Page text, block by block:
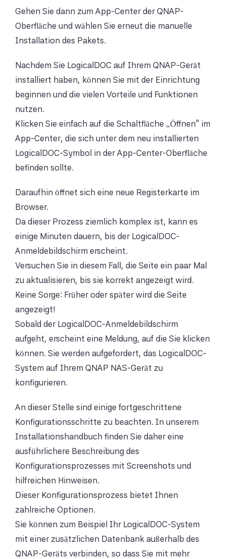
Gehen Sie dann zum App-Center der QNAP-
Oberfläche und wählen Sie erneut die manuelle
Installation des Pakets.
Nachdem Sie LogicalDOC auf Ihrem QNAP-Gerät
installiert haben, können Sie mit der Einrichtung
beginnen und die vielen Vorteile und Funktionen
nutzen.
Klicken Sie einfach auf die Schaltfläche „Öffnen“ im
App-Center, die sich unter dem neu installierten
LogicalDOC-Symbol in der App-Center-Oberfläche
befinden sollte.
Daraufhin öffnet sich eine neue Registerkarte im
Browser.
Da dieser Prozess ziemlich komplex ist, kann es
einige Minuten dauern, bis der LogicalDOC-
Anmeldebildschirm erscheint.
Versuchen Sie in diesem Fall, die Seite ein paar Mal
zu aktualisieren, bis sie korrekt angezeigt wird.
Keine Sorge: Früher oder später wird die Seite
angezeigt!
Sobald der LogicalDOC-Anmeldebildschirm
aufgeht, erscheint eine Meldung, auf die Sie klicken
können. Sie werden aufgefordert, das LogicalDOC-
System auf Ihrem QNAP NAS-Gerät zu
konfigurieren.
An dieser Stelle sind einige fortgeschrittene
Konfigurationsschritte zu beachten. In unserem
Installationshandbuch finden Sie daher eine
ausführlichere Beschreibung des
Konfigurationsprozesses mit Screenshots und
hilfreichen Hinweisen.
Dieser Konfigurationsprozess bietet Ihnen
zahlreiche Optionen.
Sie können zum Beispiel Ihr LogicalDOC-System
mit einer zusätzlichen Datenbank außerhalb des
QNAP-Geräts verbinden, so dass Sie mit mehr